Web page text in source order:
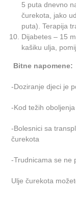
5 puta dnevno
čurekota, jako
puta). Terapija
Dijabetes – 15
kašiku ulja,
Bitne napomene:
-Doziranje djeci je
-Kod težih
-Bolesnici sa
čurekota
-Trudnicama se ne
Ulje čurekota